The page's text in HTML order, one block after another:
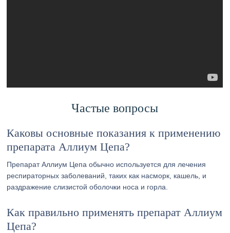
Частые вопросы
Каковы основные показания к применению
препарата Аллиум Цепа?
Препарат Аллиум Цепа обычно используется для лечения
респираторных заболеваний, таких как насморк, кашель, и
раздражение слизистой оболочки носа и горла.
Как правильно применять препарат Аллиум
Цепа?